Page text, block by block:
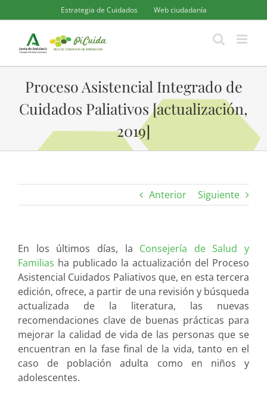
al
contenido
Estrategia de Cuidados Web ciudadanía
Proceso Asistencial Integrado de
Cuidados Paliativos [actualización,
2019]
Anterior Siguiente
En los últimos días, la Consejería de Salud y
Familias ha publicado la actualización del Proceso
Asistencial Cuidados Paliativos que, en esta tercera
edición, ofrece, a partir de una revisión y búsqueda
actualizada de la literatura, las nuevas
recomendaciones clave de buenas prácticas para
mejorar la calidad de vida de las personas que se
encuentran en la fase final de la vida, tanto en el
caso de población adulta como en niños y
adolescentes.